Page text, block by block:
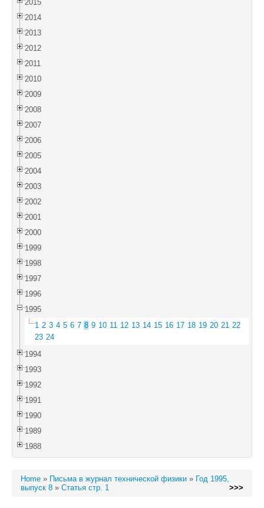
2015
2014
2013
2012
2011
2010
2009
2008
2007
2006
2005
2004
2003
2002
2001
2000
1999
1998
1997
1996
1995
1 2 3 4 5 6 7 8 9 10 11 12 13 14 15 16 17 18 19 20 21 22
23 24
1994
1993
1992
1991
1990
1989
1988
Home » Письма в журнал технической физики » Год 1995,
выпуск 8 » Статья стр. 1 >>>